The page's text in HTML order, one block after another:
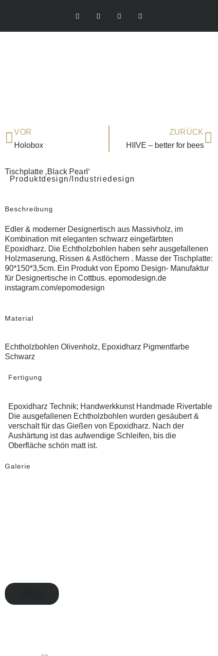
VOR
Holobox
ZURÜCK
HIIVE – better for bees
Tischplatte ‚Black Pearl‘
Produktdesign/Industriedesign
Beschreibung
Edler & moderner Designertisch aus Massivholz, im
Kombination mit eleganten schwarz eingefärbten
Epoxidharz. Die Echtholzbohlen haben sehr ausgefallenen
Holzmaserung, Rissen & Astlöchern . Masse der Tischplatte:
90*150*3,5cm. Ein Produkt von Epomo Design- Manufaktur
für Designertische in Cottbus. epomodesign.de
instagram.com/epomodesign
Material
Echtholzbohlen Olivenholz, Epoxidharz Pigmentfarbe
Schwarz
Fertigung
Epoxidharz Technik; Handwerkkunst Handmade Rivertable
Die ausgefallenen Echtholzbohlen wurden gesäubert &
verschalt für das Gießen von Epoxidharz. Nach der
Aushärtung ist das aufwendige Schleifen, bis die
Oberfläche schön matt ist.
Galerie